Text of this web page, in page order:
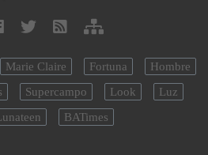
Marie Claire Fortuna
Hombre
Supercampo Look
Luz
BATimes